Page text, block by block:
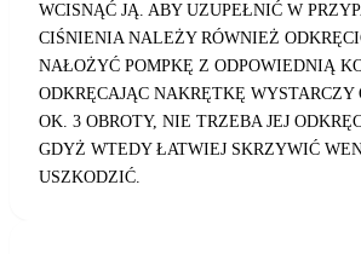
WCISNĄĆ JĄ. ABY UZUPEŁNIĆ W
CIŚNIENIA NALEŻY RÓWNIEŻ
NAŁOŻYĆ POMPKĘ Z ODPOWIEDNIĄ
ODKRĘCAJĄC NAKRĘTKĘ WYSTARCZY
OK. 3 OBROTY, NIE TRZEBA JEJ
GDYŻ WTEDY ŁATWIEJ SKRZYWIĆ
USZKODZIĆ.